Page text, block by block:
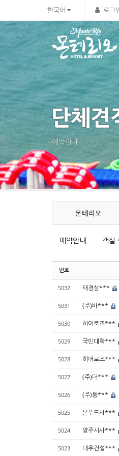
한국어 로그
단체견
예약안내
몬테리오
예약안내 객실
번호
5032 태경상***
5031 (주)바***
5030 히어로즈***
5029 국민대학***
5028 히어로즈***
5027 (주)더***
5026 (주)동***
5025 본푸드서***
5024 양주시사***
5023 대우건설***
Sketchbook5,